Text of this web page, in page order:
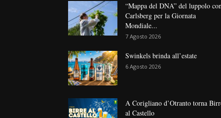
“Mappa del DNA” del luppolo
Carlsberg per la Giornata
Mondiale...
7 Agosto 2026
Swinkels brinda all’estate
6 Agosto 2026
A Corigliano d’Otranto torna
al Castello